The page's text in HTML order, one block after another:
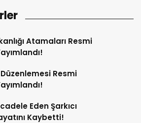
Atamaları Resmi
Resmi
Eden Şarkıcı
Kaybetti!